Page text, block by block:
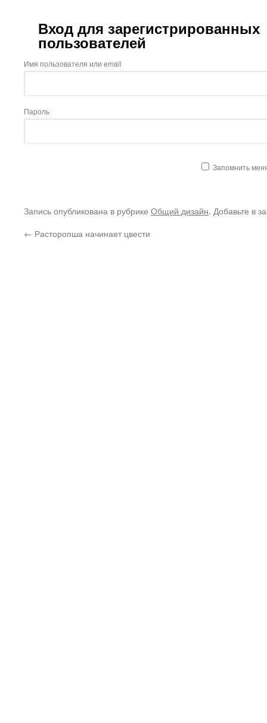
Вход для зарегистрированных
пользователей
Имя пользователя или email
Пароль
Запомнить
Запись опубликована в рубрике Общий дизайн. Добавьте в
← Расторопша начинает цвести